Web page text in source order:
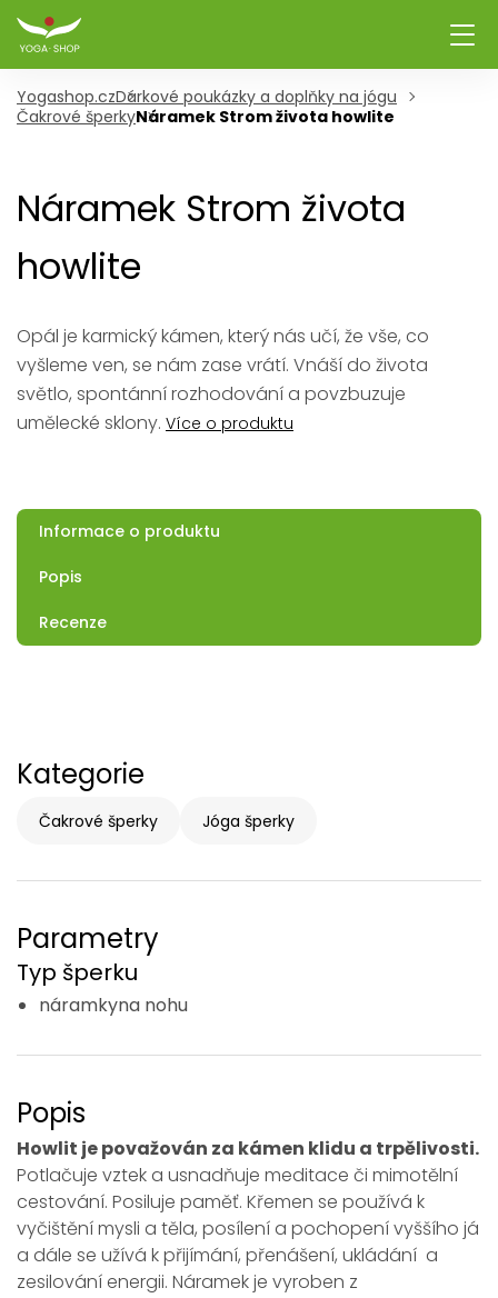
Yogashop.czDárkové poukázky a doplňky na jógu
Čakrové šperkyNáramek Strom života howlite
Náramek Strom života
howlite
Opál je karmický kámen, který nás učí, že vše, co
vyšleme ven, se nám zase vrátí. Vnáší do života
světlo, spontánní rozhodování a povzbuzuje
umělecké sklony. Více o produktu
Informace o produktu
Popis
Recenze
Kategorie
Čakrové šperky Jóga šperky
Parametry
Typ šperku
náramkyna nohu
Popis
Howlit je považován za kámen klidu a trpělivosti.
Potlačuje vztek a usnadňuje meditace či mimotělní
cestování. Posiluje paměť. Křemen se používá k
vyčištění mysli a těla, posílení a pochopení vyššího já
a dále se užívá k přijímání, přenášení, ukládání a
zesilování energii. Náramek je vyroben z